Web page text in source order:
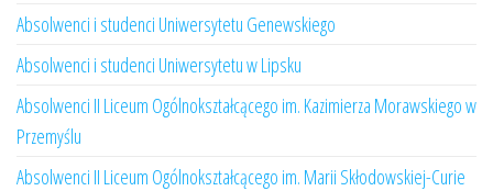
Absolwenci i studenci Uniwersytetu Genewskiego
Absolwenci i studenci Uniwersytetu w Lipsku
Absolwenci II Liceum Ogólnokształcącego im. Kazimierza Morawskiego w
Przemyślu
Absolwenci II Liceum Ogólnokształcącego im. Marii Skłodowskiej-Curie